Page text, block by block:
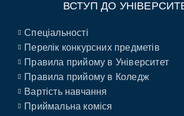
ВСТУП ДО
Спеціальності
Перелік конкурсних предметів
Правила прийому в Університет
Правила прийому в Коледж
Вартість навчання
Приймальна коміся